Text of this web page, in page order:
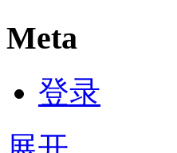
Meta
登录